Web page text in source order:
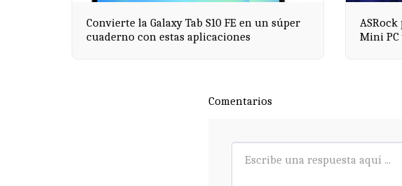
Convierte la Galaxy Tab S10 FE en un súper
cuaderno con estas aplicaciones
Mini
Comentarios